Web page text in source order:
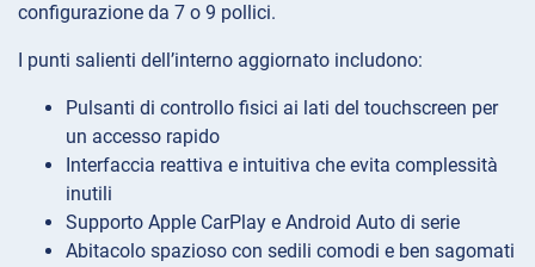
configurazione da 7 o 9 pollici.
I punti salienti dell’interno aggiornato includono:
Pulsanti di controllo fisici ai lati del touchscreen per
un accesso rapido
Interfaccia reattiva e intuitiva che evita complessità
inutili
Supporto Apple CarPlay e Android Auto di serie
Abitacolo spazioso con sedili comodi e ben sagomati